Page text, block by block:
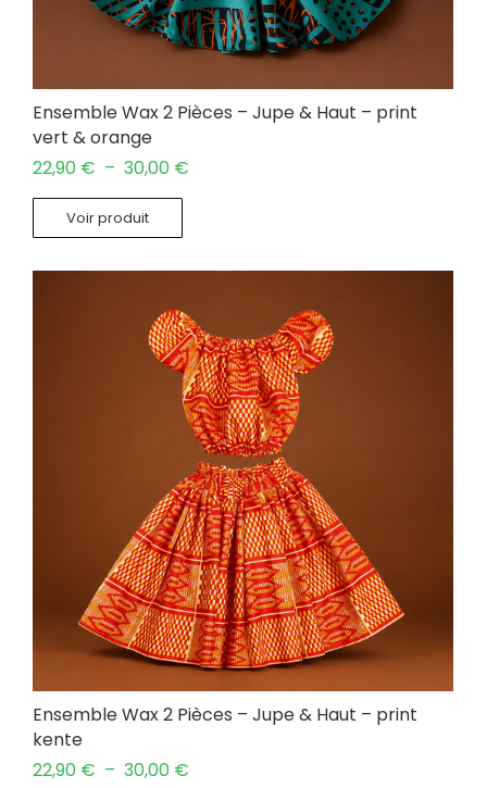
Ensemble Wax 2 Pièces – Jupe & Haut – print
vert & orange
22,90 € – 30,00 €
Voir produit
Ensemble Wax 2 Pièces – Jupe & Haut – print
kente
22,90 € – 30,00 €